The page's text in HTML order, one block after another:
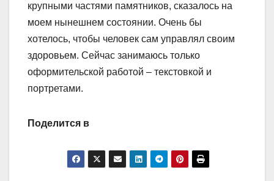
крупными частями памятников, сказалось на
моем нынешнем состоянии. Очень бы
хотелось, чтобы человек сам управлял своим
здоровьем. Сейчас занимаюсь только
оформительской работой – текстовкой и
портретами.
Поделится в